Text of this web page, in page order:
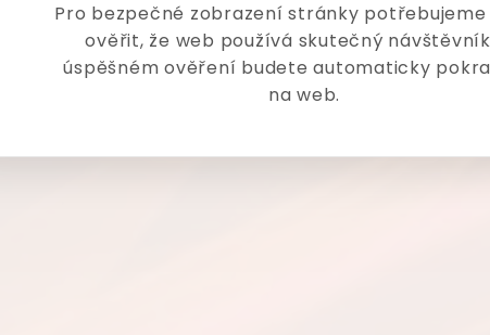
Pro bezpečné zobrazení stránky
ověřit, že web používá skutečný
úspěšném ověření budete automaticky
na web.